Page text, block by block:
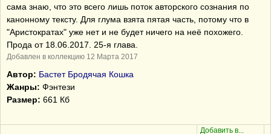
сама знаю, что это всего лишь поток авторского сознания по
канонному тексту. Для глума взята пятая часть, потому что в
"Аристократах" уже нет и не будет ничего на неё похожего.
Прода от 18.06.2017. 25-я глава.
Добавлен в коллекцию 12 Марта 2017
Автор: Бастет Бродячая Кошка
Жанры: Фэнтези
Размер: 661 Кб